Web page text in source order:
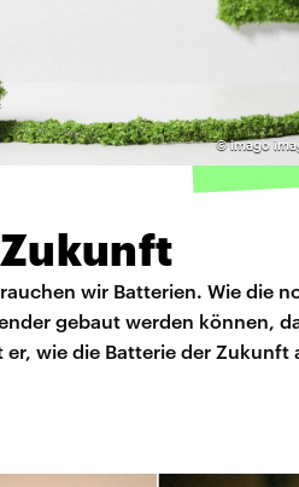
©imago
wir Batterien. Wie die
gebaut werden können,
wie die Batterie der Zukunft